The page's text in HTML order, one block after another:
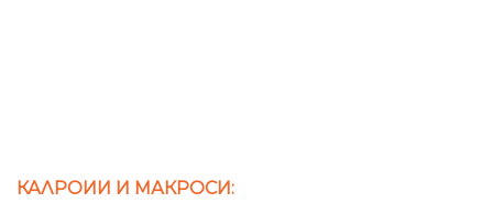
КАЛРОИИ И МАКРОСИ: